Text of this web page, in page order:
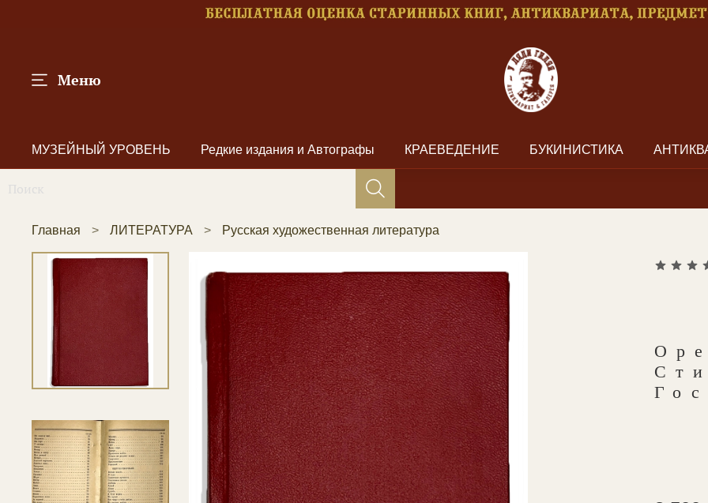
Меню
МУЗЕЙНЫЙ УРОВЕНЬ Редкие издания и Автографы КРАЕВЕДЕНИЕ БУКИНИСТИКА
Главная ЛИТЕРАТУРА Русская художественная литература